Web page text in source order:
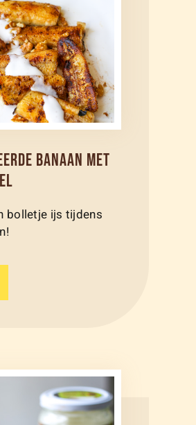
BANAAN MET
bolletje ijs tijdens